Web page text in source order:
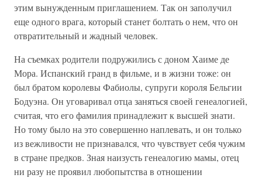
этим вынужденным приглашением. Так он заполучил
еще одного врага, который станет болтать о нем, что он
отвратительный и жадный человек.
На съемках родители подружились с доном Хаиме де
Мора. Испанский гранд в фильме, и в жизни тоже: он
был братом королевы Фабиолы, супруги короля Бельгии
Бодуэна. Он уговаривал отца заняться своей генеалогией,
считая, что его фамилия принадлежит к высшей знати.
Но тому было на это совершенно наплевать, и он только
из вежливости не признавался, что чувствует себя чужим
в стране предков. Зная наизусть генеалогию мамы, отец
ни разу не проявил любопытства в отношении